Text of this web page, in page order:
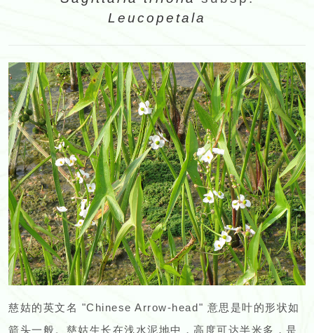
Leucopetala
慈姑的英文名 "Chinese Arrow-head" 意思是叶的形状如
箭头一般。慈姑生长在浅水泥地中，高度可达半米多，是